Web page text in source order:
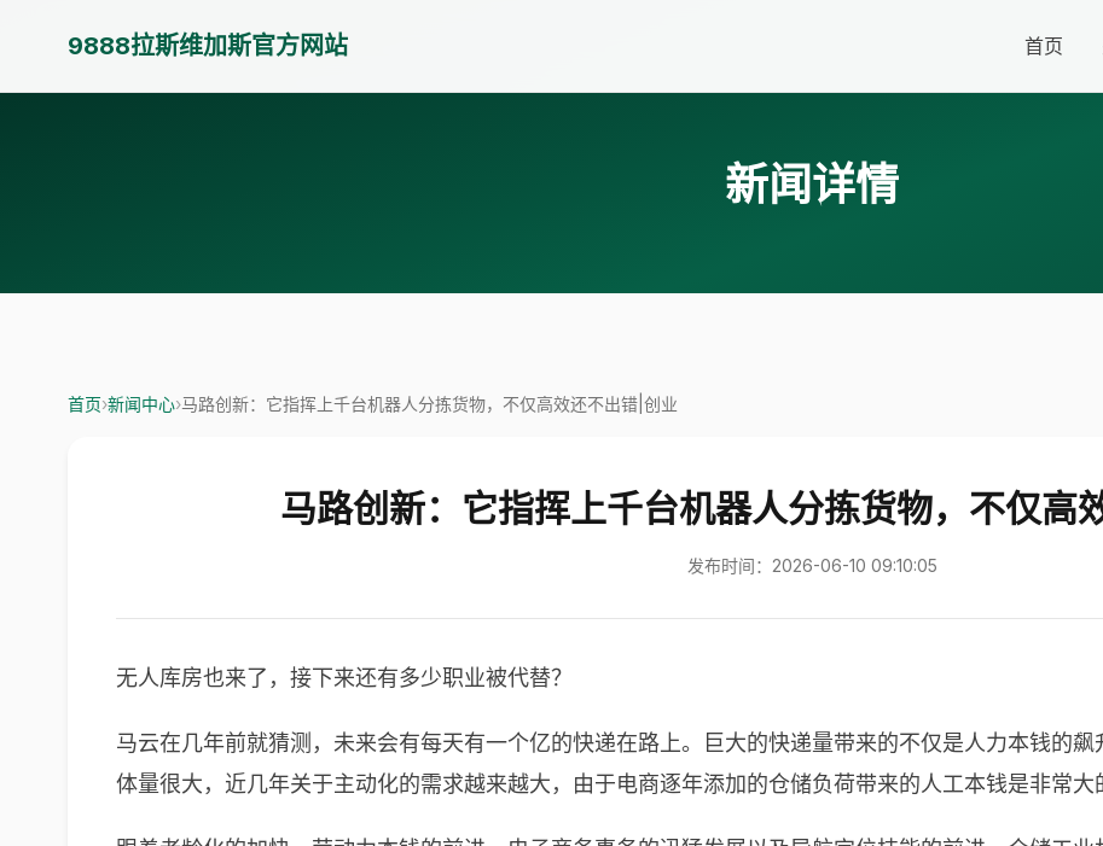
9888拉斯维加斯官方网站 首页
新闻详情
首页›新闻中心›马路创新：它指挥上千台机器人分拣货物，不仅高效还不出错|创业
马路创新：它指挥上千台机器人分拣货物，不仅高
发布时间：2026-06-10 09:10:05
无人库房也来了，接下来还有多少职业被代替？
马云在几年前就猜测，未来会有每天有一个亿的快递在路上。巨大的快递量带来的不仅是人力本钱的
体量很大，近几年关于主动化的需求越来越大，由于电商逐年添加的仓储负荷带来的人工本钱是非常大